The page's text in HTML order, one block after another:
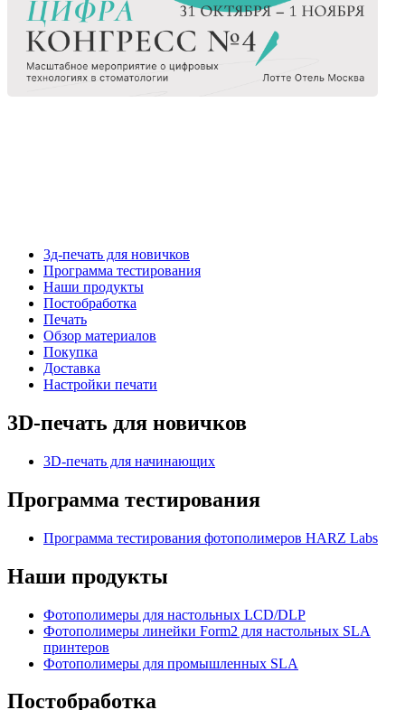
3д-печать для новичков
Программа тестирования
Наши продукты
Постобработка
Печать
Обзор материалов
Покупка
Доставка
Настройки печати
3D-печать для новичков
3D-печать для начинающих
Программа тестирования
Программа тестирования фотополимеров HARZ Labs
Наши продукты
Фотополимеры для настольных LCD/DLP
Фотополимеры линейки Form2 для настольных SLA
принтеров
Фотополимеры для промышленных SLA
Постобработка